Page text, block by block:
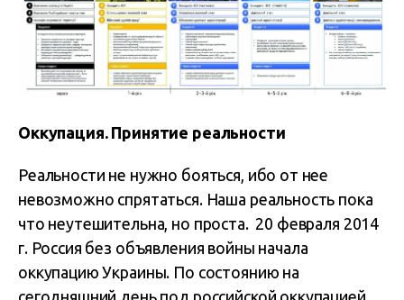
Оккупация. Принятие реальности
Реальности не нужно бояться, ибо от нее
невозможно спрятаться. Наша реальность пока
что неутешительна, но проста. 20 февраля 2014
г. Россия без объявления войны начала
оккупацию Украины. По состоянию на